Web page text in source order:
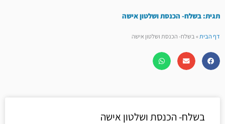
תגית: בשלח- הכנסת ושלטון אישה
דף הבית»בשלח- הכנסת ושלטון אישה
בשלח- הכנסת ושלטון אישה